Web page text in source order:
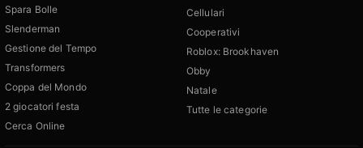
Spara Bolle
Slenderman
Gestione del Tempo
Transformers
Coppa del Mondo
2 giocatori festa
Cerca Online
Cellulari
Cooperativi
Roblox: Brookhaven
Obby
Natale
Tutte le categorie